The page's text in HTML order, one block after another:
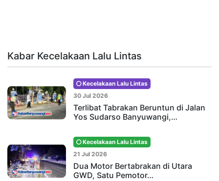
Kabar Kecelakaan Lalu Lintas
Kecelakaan Lalu Lintas
30 Jul 2026
Terlibat Tabrakan Beruntun di Jalan
Yos Sudarso Banyuwangi,…
Kecelakaan Lalu Lintas
21 Jul 2026
Dua Motor Bertabrakan di Utara
GWD, Satu Pemotor…